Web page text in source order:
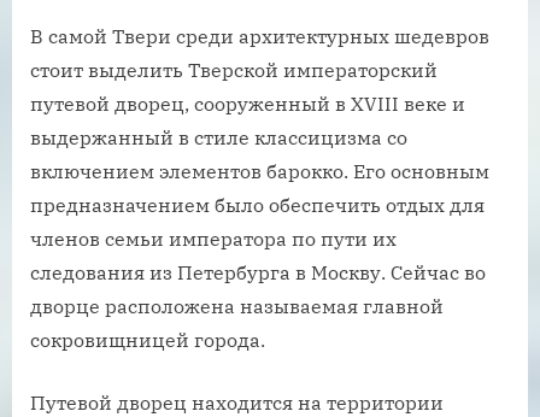
В самой Твери среди архитектурных шедевров
стоит выделить Тверской императорский
путевой дворец, сооруженный в XVIII веке и
выдержанный в стиле классицизма со
включением элементов барокко. Его основным
предназначением было обеспечить отдых для
членов семьи императора по пути их
следования из Петербурга в Москву. Сейчас во
дворце расположена называемая главной
сокровищницей города.
Путевой дворец находится на территории